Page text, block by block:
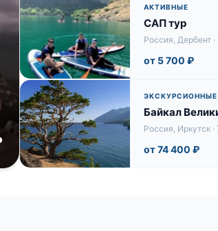
АКТИВНЫЕ
САП тур
Россия, Дербент ·
от 5 700 ₽
ЭКСКУРСИОННЫЕ
Байкал
Россия, Иркутск ·
от 74 400 ₽